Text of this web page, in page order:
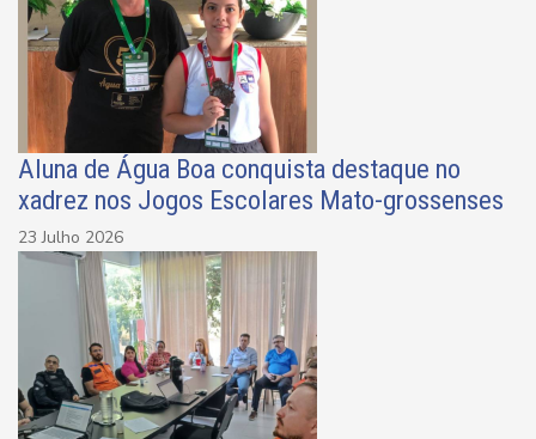
Aluna de Água Boa conquista destaque no
xadrez nos Jogos Escolares Mato-grossenses
23 Julho 2026